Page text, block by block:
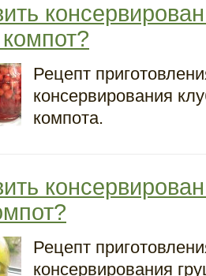
Рецепт
консервирования
компота.
Рецепт
консервирования